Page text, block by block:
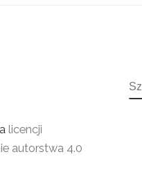
licencji
autorstwa 4.0